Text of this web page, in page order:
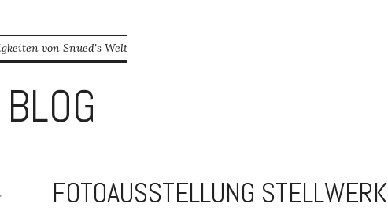
von Snued's Welt
BLOG
FOTOAUSSTELLUNG STELLWERK